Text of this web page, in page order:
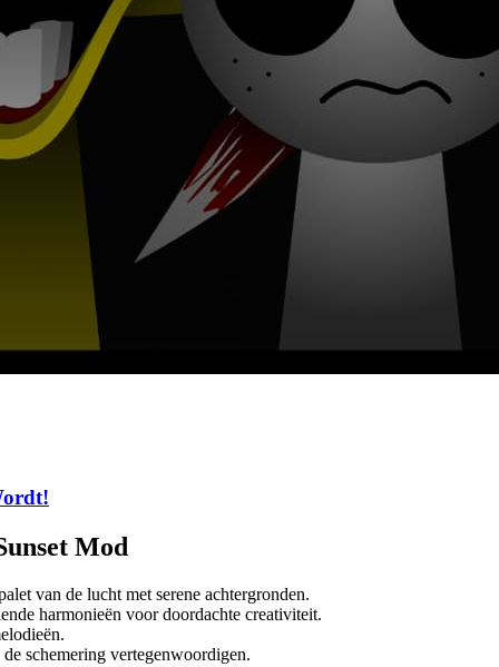
Mod
van de lucht met serene achtergronden.
harmonieën voor doordachte creativiteit.
schemering vertegenwoordigen.